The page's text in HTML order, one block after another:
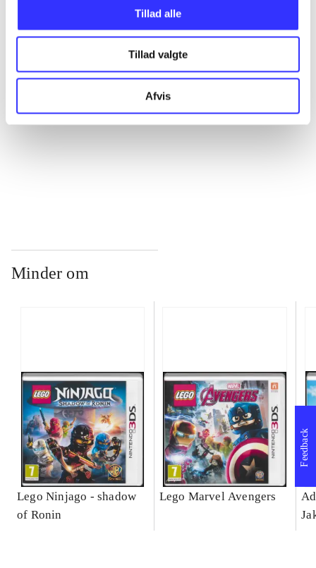
Tillad alle
Tillad valgte
Afvis
...
...
Minder om
Lego Ninjago - shadow
of Ronin
Lego Marvel Avengers
Feedback